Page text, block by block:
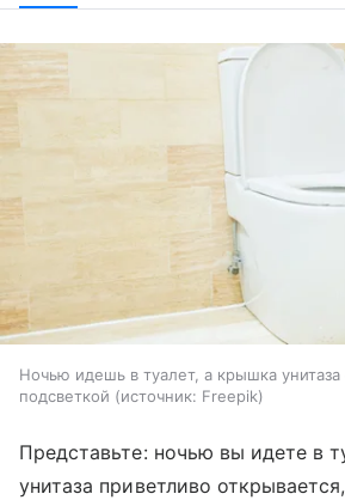
Ночью идешь в туалет, а крышка унитаза
подсветкой
источник: Freepik
Представьте: ночью вы идете в
унитаза приветливо